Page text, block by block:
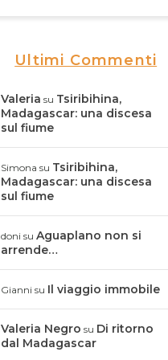
Ultimi Commenti
Valeria su Tsiribihina,
Madagascar: una discesa
sul fiume
Simona su Tsiribihina,
Madagascar: una discesa
sul fiume
doni su Aguaplano non si
arrende…
Gianni su Il viaggio immobile
Valeria Negro su Di ritorno
dal Madagascar